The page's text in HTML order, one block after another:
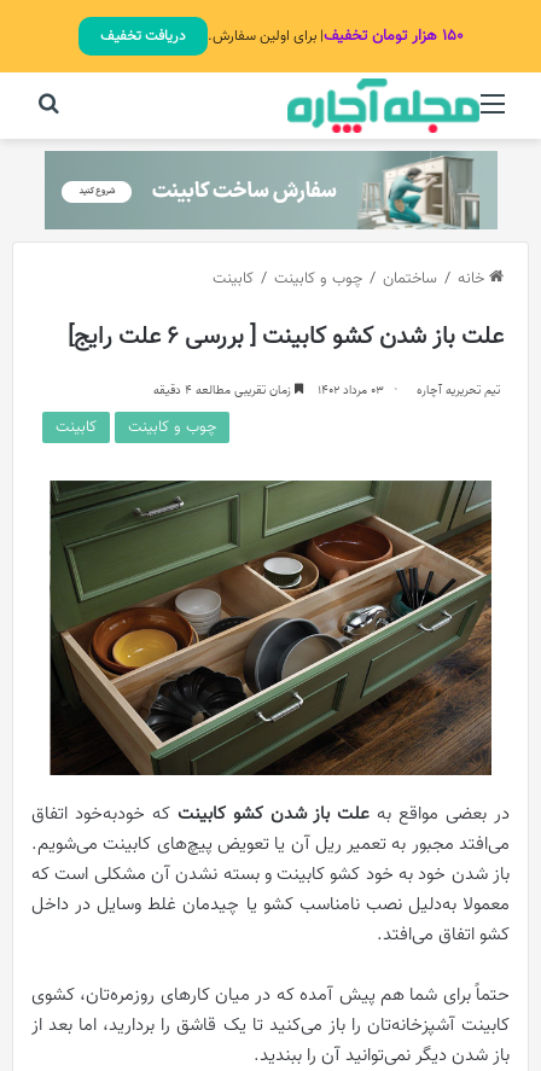
۱۵۰ هزار تومان تخفیف | برای اولین سفارش. دریافت تخفیف
منو
خانه / ساختمان / چوب و کابینت / کابینت
علت باز شدن کشو کابینت [ بررسی 6 علت رایج]
تیم تحریریه آچاره 03 مرداد 1402 زمان تقریبی مطالعه 4 دقیقه
چوب و کابینت کابینت
در بعضی مواقع به علت باز شدن کشو کابینت که خودبه‌خود اتفاق
می‌افتد مجبور به تعمیر ریل آن یا تعویض پیچ‌های کابینت می‌شویم.
باز شدن خود به خود کشو کابینت و بسته نشدن آن مشکلی است که
معمولا به‌دلیل نصب نامناسب کشو یا چیدمان غلط وسایل در داخل
کشو اتفاق می‌افتد.
حتماً برای شما هم پیش آمده که در میان کارهای روزمره‌تان، کشوی
کابینت آشپزخانه‌تان را باز می‌کنید تا یک قاشق را بردارید، اما بعد از
باز شدن دیگر نمی‌توانید آن را ببندید.